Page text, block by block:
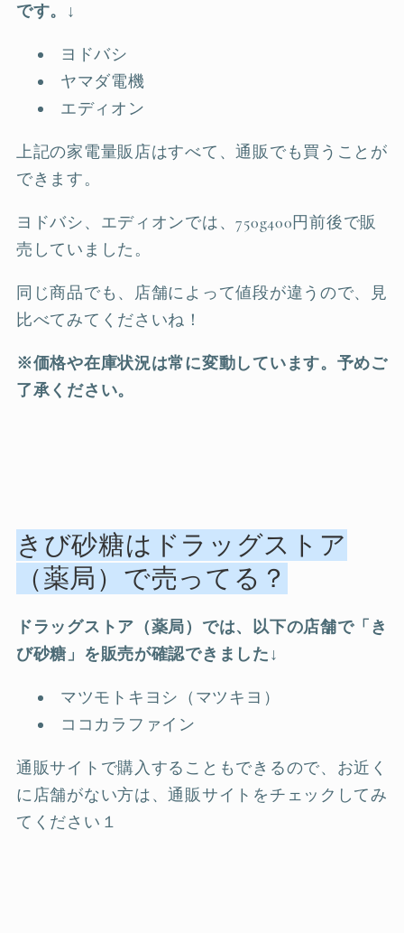
です。↓
ヨドバシ
ヤマダ電機
エディオン
上記の家電量販店はすべて、通販でも買うことが
できます。
ヨドバシ、エディオンでは、750g400円前後で販
売していました。
同じ商品でも、店舗によって値段が違うので、見
比べてみてくださいね！
※価格や在庫状況は常に変動しています。予めご
了承ください。
きび砂糖はドラッグストア
（薬局）で売ってる？
ドラッグストア（薬局）では、以下の店舗で「き
び砂糖」を販売が確認できました↓
マツモトキヨシ（マツキヨ）
ココカラファイン
通販サイトで購入することもできるので、お近く
に店舗がない方は、通販サイトをチェックしてみ
てください１